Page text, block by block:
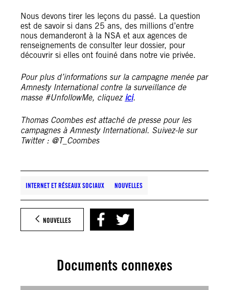
Nous devons tirer les leçons du passé. La question
est de savoir si dans 25 ans, des millions d’entre
nous demanderont à la NSA et aux agences de
renseignements de consulter leur dossier, pour
découvrir si elles ont fouiné dans notre vie privée.
Pour plus d’informations sur la campagne menée par
Amnesty International contre la surveillance de
masse #UnfollowMe, cliquez ici.
Thomas Coombes est attaché de presse pour les
campagnes à Amnesty International. Suivez-le sur
Twitter : @T_Coombes
INTERNET ET RÉSEAUX SOCIAUX NOUVELLES
NOUVELLES
Documents connexes